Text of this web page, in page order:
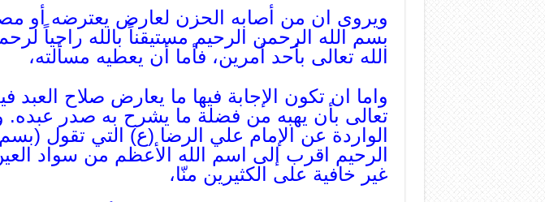
ويروى ان من أصابه الحزن لعارض يعترضه أو
بسم الله الرحمن الرحيم مستيقناً بالله راجياً
الله تعالى بأحد أمرين، فأما أن يعطيه مسألته،
واما ان تكون الإجابة فيها ما يعارض صلاح العبد
تعالى بأن يهبه من فضلة ما يشرح به صدر عبده.
الواردة عن الإمام علي الرضا (ع) التي تقول
الرحيم اقرب إلى اسم الله الأعظم من سواد
غير خافية على الكثيرين منّا،